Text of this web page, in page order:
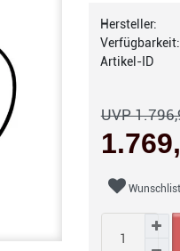
Hersteller:
Verfügbarkeit:
Artikel-ID
UVP